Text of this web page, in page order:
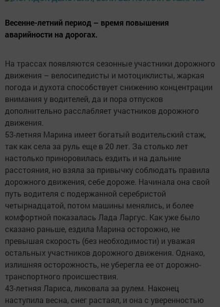
Весенне-летний период – время повышения
аварийности на дорогах.
На трассах появляются сезонные участники дорожного
движения – велосипедисты и мотоциклисты, жаркая
погода и духота способствует снижению концентрации
внимания у водителей, да и пора отпусков
дополнительно расслабляет участников дорожного
движения.
53-летняя Марина имеет богатый водительский стаж,
так как села за руль еще в 20 лет. За столько лет
настолько приноровилась ездить и на дальние
расстояния, но взяла за привычку соблюдать правила
дорожного движения, себе дороже. Начинала она свой
путь водителя с подержанной серебристой
четырнадцатой, потом машины менялись, и более
комфортной показалась Лада Ларгус. Как уже было
сказано раньше, ездила Марина осторожно, не
превышая скорость (без необходимости) и уважая
остальных участников дорожного движения. Однако,
излишняя осторожность, не уберегла ее от дорожно-
транспортного происшествия.
43-летняя Лариса, ликовала за рулем. Наконец
наступила весна, снег растаял, и она с уверенностью